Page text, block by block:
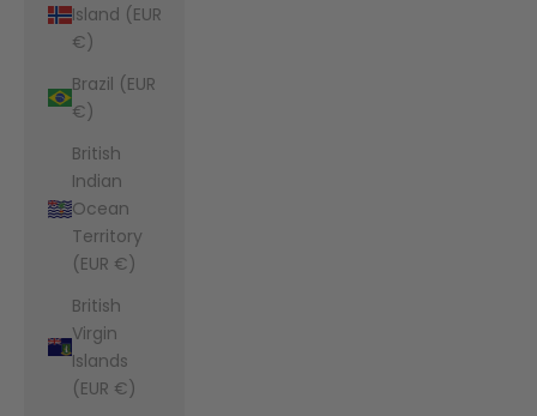
Island (EUR
€)
Brazil (EUR
€)
British
Indian
Ocean
Territory
(EUR €)
British
Virgin
Islands
(EUR €)